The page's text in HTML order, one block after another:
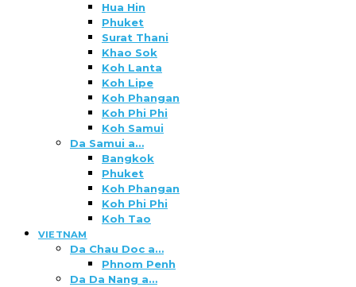
Hua Hin
Phuket
Surat Thani
Khao Sok
Koh Lanta
Koh Lipe
Koh Phangan
Koh Phi Phi
Koh Samui
Da Samui a…
Bangkok
Phuket
Koh Phangan
Koh Phi Phi
Koh Tao
VIETNAM
Da Chau Doc a…
Phnom Penh
Da Da Nang a…